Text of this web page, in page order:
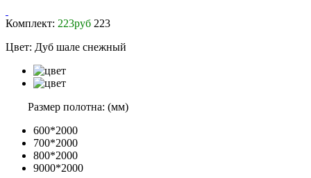
Комплект: 223руб 223
Цвет: Дуб шале снежный
Размер полотна: (мм)
600*2000
700*2000
800*2000
9000*2000